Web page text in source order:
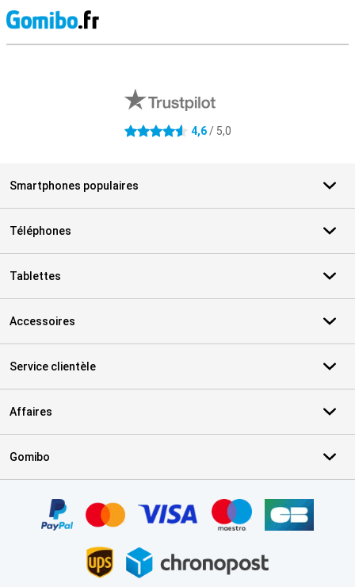
4.6 étoiles 4,6/ 5,0
Smartphones populaires
Téléphones
Tablettes
Accessoires
Service clientèle
Affaires
Gomibo